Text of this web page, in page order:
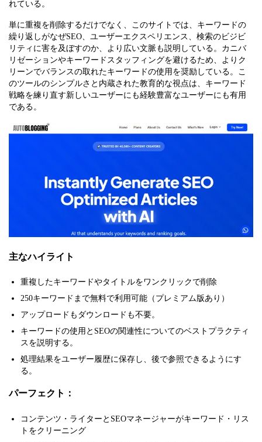
れている。
単に重複を削除するだけでなく、このサイトでは、キーワードの
繰り返しがなぜSEO、ユーザーエクスペリエンス、検索のビジビ
リティに害を及ぼすのか、より広い文脈も説明している。カニバ
リゼーションやキーワードスタッフィングを避けるため、よりク
リーンでバランスの取れたキーワードの使用を奨励している。こ
のツールのシンプルさと内蔵された教育的な視点は、キーワード
戦略を練り直す新しいユーザーにも経験豊富なユーザーにも有用
である。
主なハイライト
重複したキーワードやタイトルをワンクリックで削除
250キーワードまで無料で利用可能（プレミアム版あり）
アップロードもダウンロードも不要。
キーワードの使用とSEOの関連性についてのベストプラクティ
スを説明する。
処理結果をユーザー履歴に保存し、後で参照できるようにす
る。
パーフェクト：
コンテンツ・ライターとSEOマネージャーがキーワード・リス
トをクリーニング